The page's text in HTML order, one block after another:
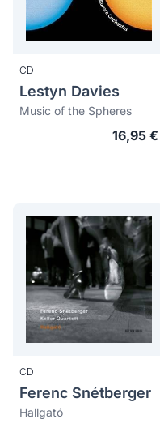
CD
Lestyn Davies
Music of the Spheres
16,95 €
CD
Ferenc Snétberger
Hallgató